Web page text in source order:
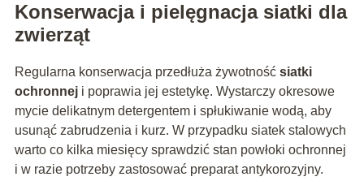
Konserwacja i pielęgnacja siatki dla
zwierząt
Regularna konserwacja przedłuża żywotność siatki
ochronneji poprawia jej estetykę. Wystarczy okresowe
mycie delikatnym detergentem i spłukiwanie wodą, aby
usunąć zabrudzenia i kurz. W przypadku siatek stalowych
warto co kilka miesięcy sprawdzić stan powłoki ochronnej
i w razie potrzeby zastosować preparat antykorozyjny.